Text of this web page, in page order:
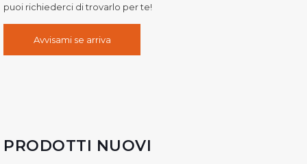
puoi richiederci di trovarlo per te!
Avvisami se arriva
PRODOTTI NUOVI